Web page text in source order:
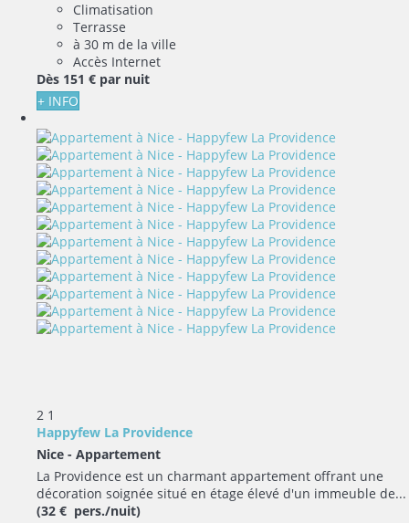
Climatisation
Terrasse
à 30 m de la ville
Accès Internet
Dès 151 € par nuit
+ INFO
2 1
Happyfew La Providence
Nice - Appartement
La Providence est un charmant appartement offrant une
décoration soignée situé en étage élevé d'un immeuble de...
(32 € pers./nuit)